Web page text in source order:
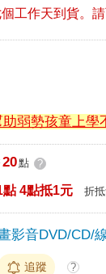
工作天到貨。請
弱勢孩童上學
20點 ?
點 4點抵1元 折
影音DVD/CD/
追蹤 ?